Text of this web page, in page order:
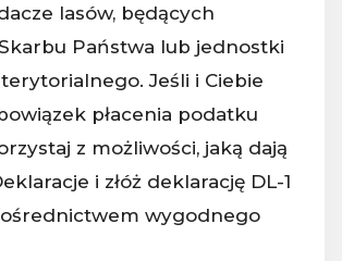
lasów, będących
Państwa lub jednostki
Jeśli i Ciebie
płacenia podatku
z możliwości, jaką dają
i złóż deklarację DL-1
wygodnego